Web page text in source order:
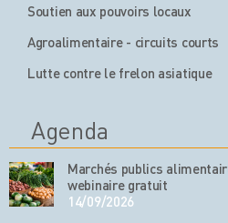
Soutien aux pouvoirs locaux
Agroalimentaire - circuits courts
Lutte contre le frelon asiatique
Agenda
Marchés publics
webinaire gratuit
14/09/2026